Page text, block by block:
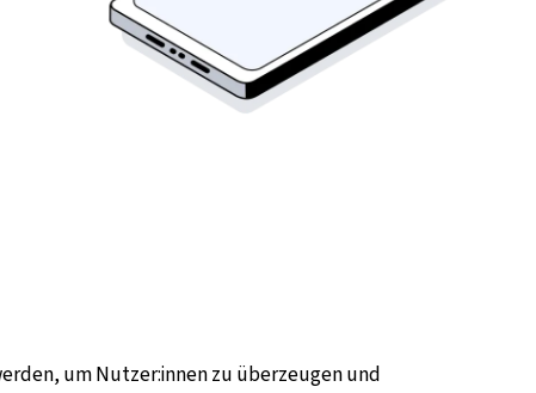
um Nutzer:innen zu überzeugen und